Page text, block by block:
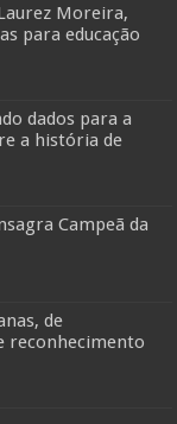
Moreira,
para educação
dados para a
a história de
Campeã da
de
reconhecimento